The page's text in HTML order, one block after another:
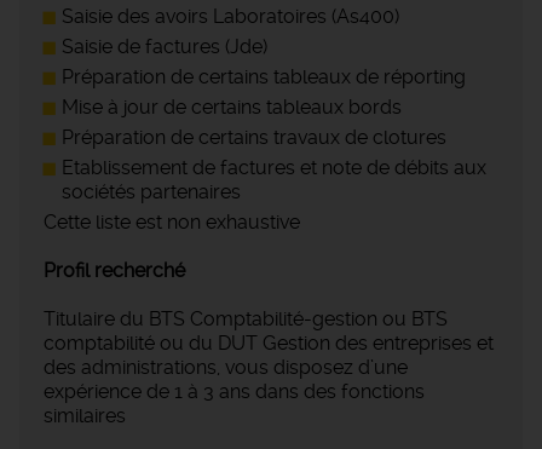
Saisie des avoirs Laboratoires (As400)
Saisie de factures (Jde)
Préparation de certains tableaux de réporting
Mise à jour de certains tableaux bords
Préparation de certains travaux de clotures
Etablissement de factures et note de débits aux
sociétés partenaires
Cette liste est non exhaustive
Profil recherché
Titulaire du BTS Comptabilité-gestion ou BTS
comptabilité ou du DUT Gestion des entreprises et
des administrations, vous disposez d’une
expérience de 1 à 3 ans dans des fonctions
similaires